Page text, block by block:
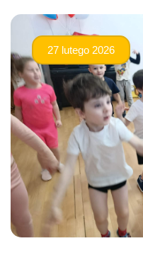
27 lutego 2026